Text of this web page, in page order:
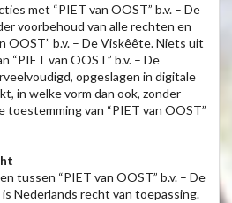
met “PIET van OOST” b.v. – De
voorbehoud van alle rechten en
OOST” b.v. – De Viskêête. Niets uit
“PIET van OOST” b.v. – De
opgeslagen in digitale
in welke vorm dan ook, zonder
van “PIET van OOST”
tussen “PIET van OOST” b.v. – De
Nederlands recht van toepassing.